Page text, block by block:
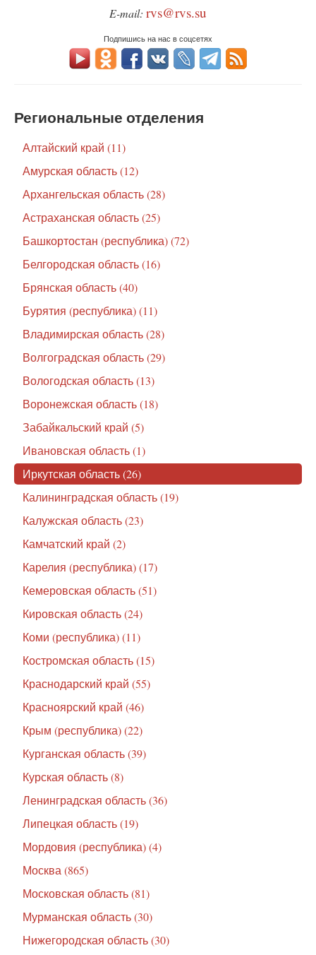
E-mail: rvs@rvs.su
Подпишись на нас в соцсетях
Региональные отделения
Алтайский край (11)
Амурская область (12)
Архангельская область (28)
Астраханская область (25)
Башкортостан (республика) (72)
Белгородская область (16)
Брянская область (40)
Бурятия (республика) (11)
Владимирская область (28)
Волгоградская область (29)
Вологодская область (13)
Воронежская область (18)
Забайкальский край (5)
Ивановская область (1)
Иркутская область (26)
Калининградская область (19)
Калужская область (23)
Камчатский край (2)
Карелия (республика) (17)
Кемеровская область (51)
Кировская область (24)
Коми (республика) (11)
Костромская область (15)
Краснодарский край (55)
Красноярский край (46)
Крым (республика) (22)
Курганская область (39)
Курская область (8)
Ленинградская область (36)
Липецкая область (19)
Мордовия (республика) (4)
Москва (865)
Московская область (81)
Мурманская область (30)
Нижегородская область (30)